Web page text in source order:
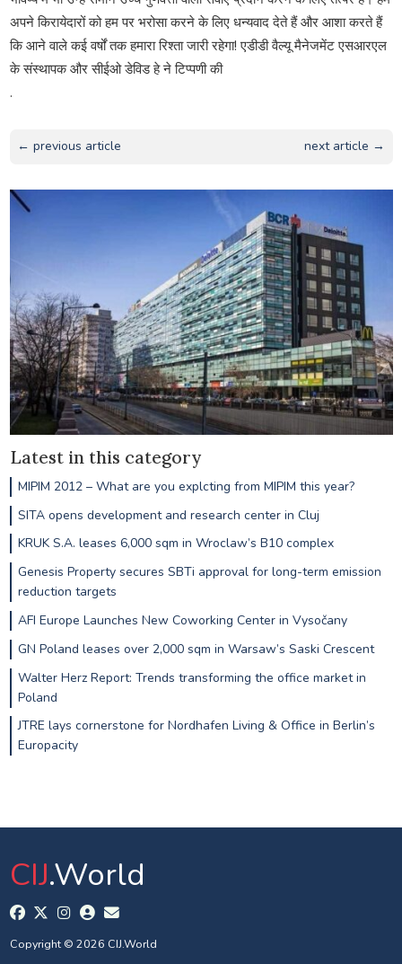
अपने किरायेदारों को हम पर भरोसा करने के लिए धन्यवाद देते हैं और आशा करते हैं
कि आने वाले कई वर्षों तक हमारा रिश्ता जारी रहेगा! एडीडी वैल्यू मैनेजमेंट एसआरएल
के संस्थापक और सीईओ डेविड हे ने टिप्पणी की
.
← previous article next article →
Latest in this category
MIPIM 2012 – What are you explcting from MIPIM this year?
SITA opens development and research center in Cluj
KRUK S.A. leases 6,000 sqm in Wroclaw’s B10 complex
Genesis Property secures SBTi approval for long-term emission
reduction targets
AFI Europe Launches New Coworking Center in Vysočany
GN Poland leases over 2,000 sqm in Warsaw’s Saski Crescent
Walter Herz Report: Trends transforming the office market in
Poland
JTRE lays cornerstone for Nordhafen Living & Office in Berlin’s
Europacity
CIJ.World
Copyright © 2026 CIJ.World